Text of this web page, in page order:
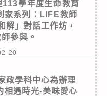
113學年度生命教育
家系列：LIFE教師
解」對話工作坊，
參與。
20
政學科中心為辦理
相遇時光-美味愛心